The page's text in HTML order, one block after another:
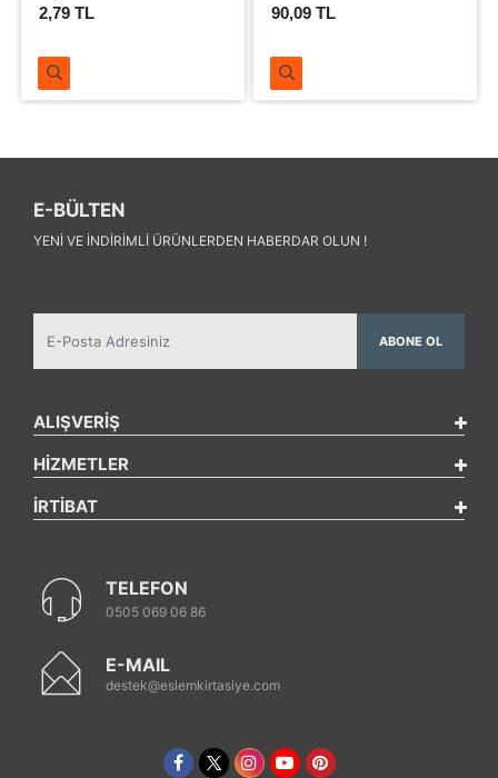
2,79 TL 90,09 TL
E-BÜLTEN
YENI VE INDIRIMLI ÜRÜNLERDEN HABERDAR OLUN !
ABONE OL
ALIŞVERİŞ
HİZMETLER
İRTİBAT
TELEFON
0505 069 06 86
E-MAIL
destek@eslemkirtasiye.com